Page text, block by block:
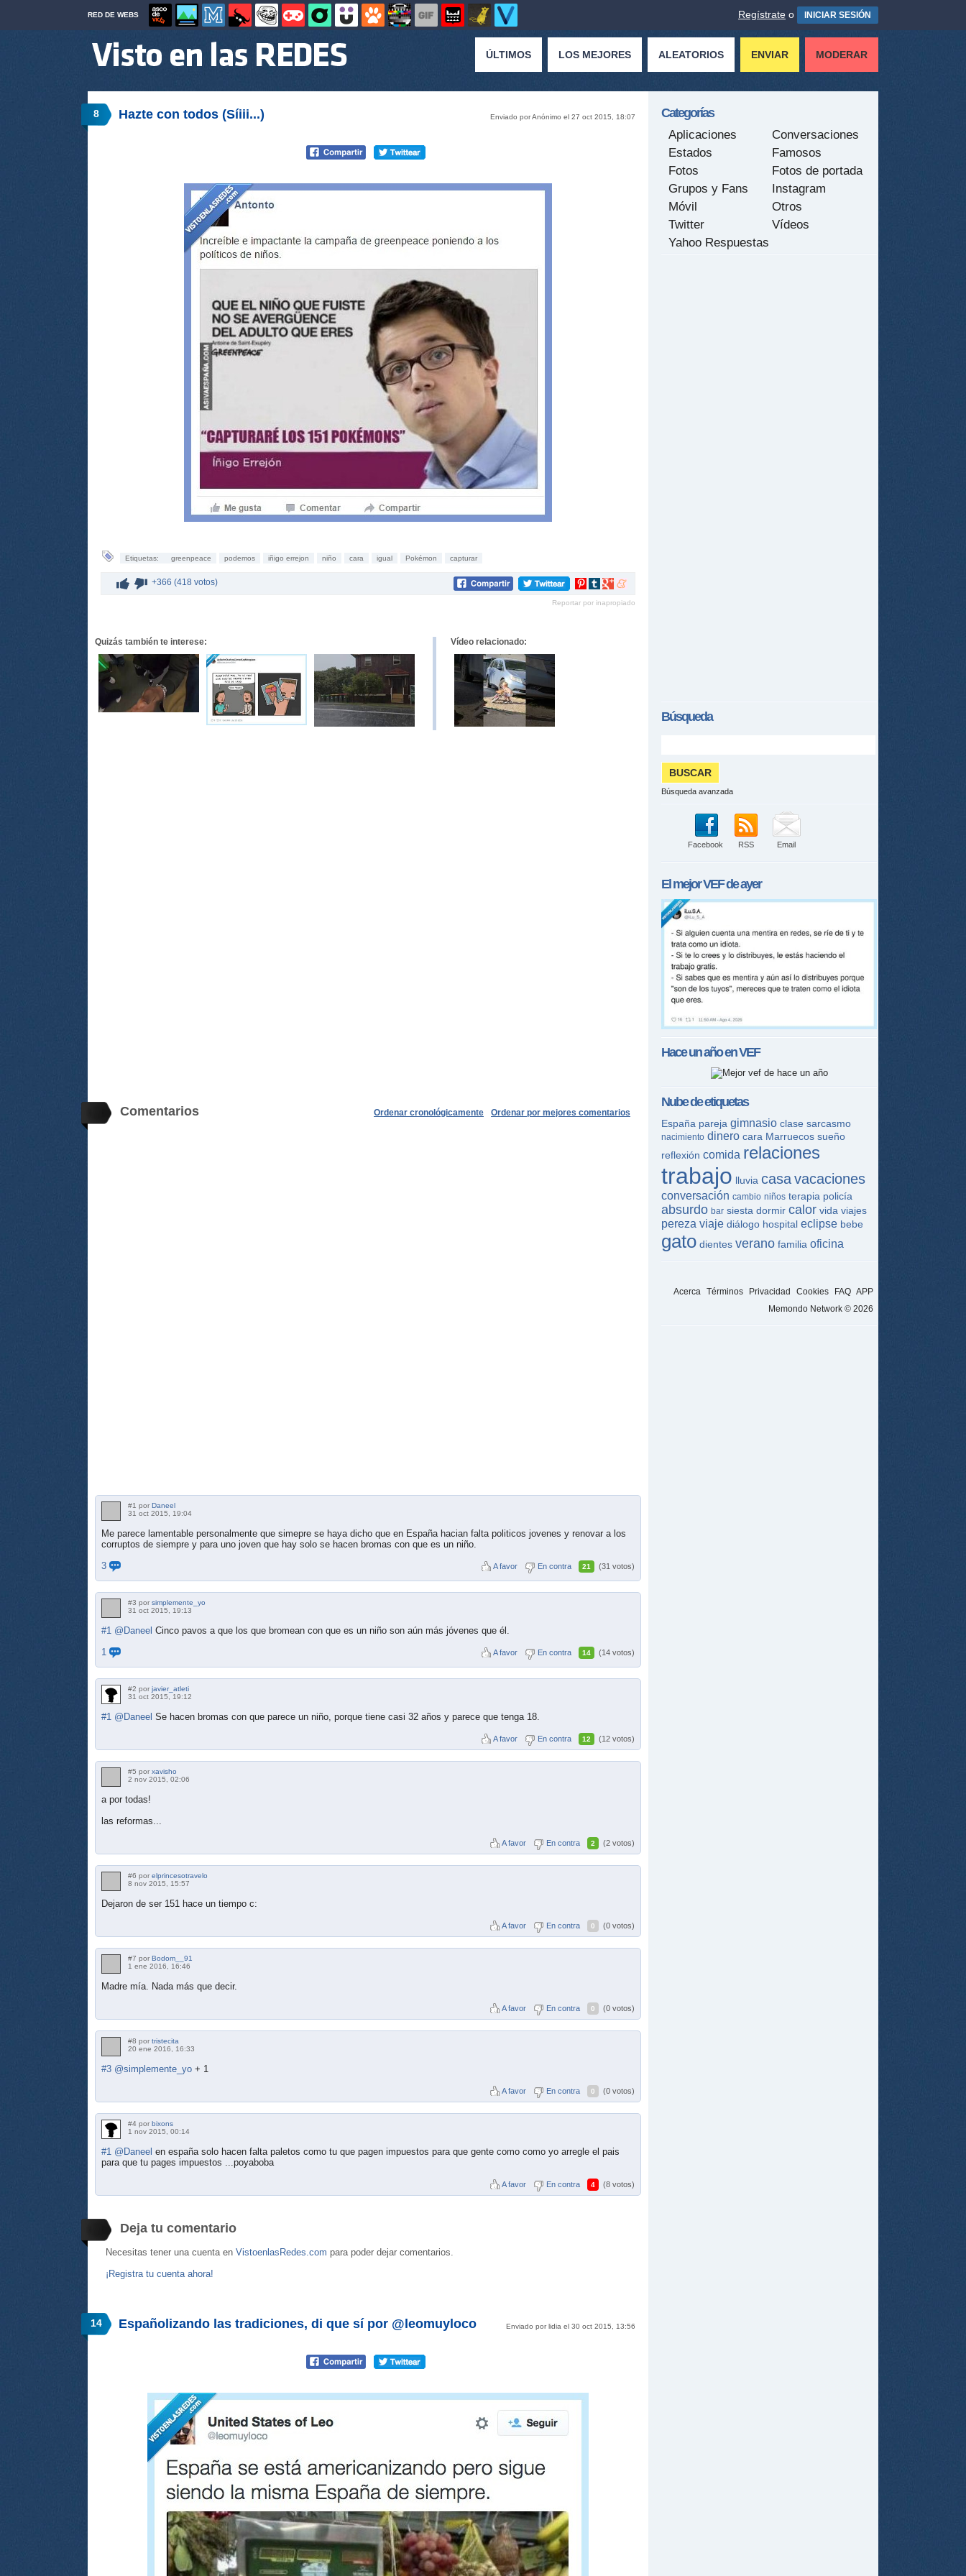
RED DE WEBS Regístrate o INICIAR SESIÓN
ÚLTIMOS LOS MEJORES ALEATORIOS ENVIAR MODERAR
8 Enviado por Anónimo el 27 oct 2015, 18:07
Hazte con todos (Síiii...)
Etiquetas: greenpeace podemos iñigo errejon niño cara igual Pokémon capturar
+366 (418 votos)
Compartir
Pinterest
Compartir
tumblr
Compartir
Google+
Compartir
meneame
Reportar por inapropiado
Quizás también te interese: Vídeo relacionado:
Comentarios Ordenar por mejores comentarios
Ordenar cronológicamente
#1 por Daneel
31 oct 2015, 19:04
Me parece lamentable personalmente que simepre se haya dicho que en España hacian falta politicos jovenes y renovar a los
corruptos de siempre y para uno joven que hay solo se hacen bromas con que es un niño.
3
A favor En contra 21 (31 votos)
#3 por simplemente_yo
31 oct 2015, 19:13
#1 @Daneel Cinco pavos a que los que bromean con que es un niño son aún más jóvenes que él.
1
A favor En contra 14 (14 votos)
#2 por javier_atleti
31 oct 2015, 19:12
#1 @Daneel Se hacen bromas con que parece un niño, porque tiene casi 32 años y parece que tenga 18.
A favor En contra 12 (12 votos)
#5 por xavisho
2 nov 2015, 02:06
a por todas!
las reformas...
A favor En contra 2 (2 votos)
#6 por elprincesotravelo
8 nov 2015, 15:57
Dejaron de ser 151 hace un tiempo c:
A favor En contra 0 (0 votos)
#7 por Bodom__91
1 ene 2016, 16:46
Madre mía. Nada más que decir.
A favor En contra 0 (0 votos)
#8 por tristecita
20 ene 2016, 16:33
#3 @simplemente_yo + 1
A favor En contra 0 (0 votos)
#4 por bixons
1 nov 2015, 00:14
#1 @Daneel en españa solo hacen falta paletos como tu que pagen impuestos para que gente como como yo arregle el pais
para que tu pages impuestos ...poyaboba
A favor En contra 4 (8 votos)
Deja tu comentario
Necesitas tener una cuenta en VistoenlasRedes.com para poder dejar comentarios.
¡Registra tu cuenta ahora!
14 Enviado por lidia el 30 oct 2015, 13:56
Españolizando las tradiciones, di que sí por @leomuyloco
Categorías
Aplicaciones
Conversaciones
Estados
Famosos
Fotos
Fotos de portada
Grupos y Fans
Instagram
Móvil
Otros
Twitter
Vídeos
Yahoo Respuestas
Búsqueda
Búsqueda avanzada
Facebook RSS Email
El mejorVEFde ayer
Hace un año enVEF
Nube de etiquetas
España pareja gimnasio clase sarcasmo
nacimiento dinero cara Marruecos sueño
reflexión comida relaciones
trabajo lluvia casavacaciones
conversación cambio niños terapia policía
absurdo bar siesta dormir calor vida viajes
pereza viaje diálogo hospital eclipse bebe
gato dientes verano familia oficina
Acerca Términos Privacidad Cookies FAQ APP
Memondo Network © 2026